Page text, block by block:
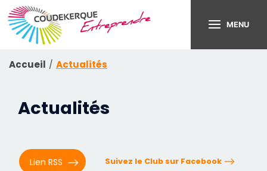
MENU
Accueil Actualités
Actualités
Lien RSS Suivez le Club sur Facebook